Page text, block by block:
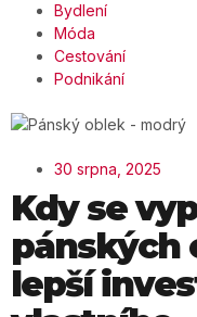
Bydlení
Móda
Cestování
Podnikání
30 srpna, 2025
Kdy se
pánských
lepší